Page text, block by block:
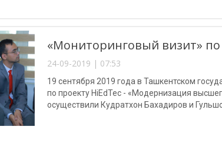
«Мониторинговый визит» по
24-09-2019 | 07:53
19 сентября 2019 года в Ташкентском
по проекту HiEdTec - «Модернизация
осуществили Кудратхон Бахадиров и